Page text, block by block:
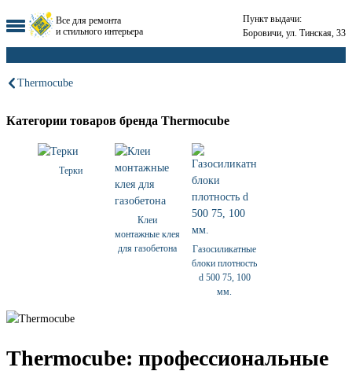
Все для ремонта
и стильного интерьера
Пункт выдачи:
Боровичи, ул. Тинская, 33
Thermocube
Категории товаров бренда Thermocube
Терки
Клеи
монтажные клея
для газобетона
Газосиликатные
блоки плотность
d 500 75, 100
мм.
Thermocube: профессиональные